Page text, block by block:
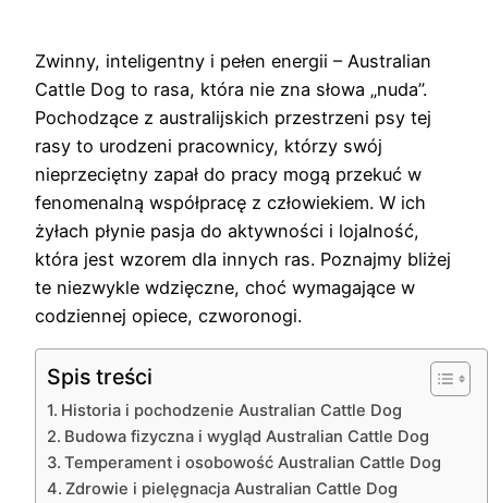
Zwinny, inteligentny i pełen energii – Australian
Cattle Dog to rasa, która nie zna słowa „nuda”.
Pochodzące z australijskich przestrzeni psy tej
rasy to urodzeni pracownicy, którzy swój
nieprzeciętny zapał do pracy mogą przekuć w
fenomenalną współpracę z człowiekiem. W ich
żyłach płynie pasja do aktywności i lojalność,
która jest wzorem dla innych ras. Poznajmy bliżej
te niezwykle wdzięczne, choć wymagające w
codziennej opiece, czworonogi.
Spis treści
Historia i pochodzenie Australian Cattle Dog
Budowa fizyczna i wygląd Australian Cattle Dog
Temperament i osobowość Australian Cattle Dog
Zdrowie i pielęgnacja Australian Cattle Dog